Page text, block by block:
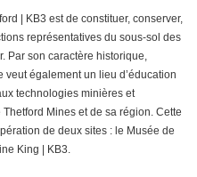
| KB3 est de constituer, conserver,
représentatives du sous-sol des
Par son caractère historique,
également un lieu d’éducation
technologies minières et
Mines et de sa région. Cette
de deux sites : le Musée de
King | KB3.